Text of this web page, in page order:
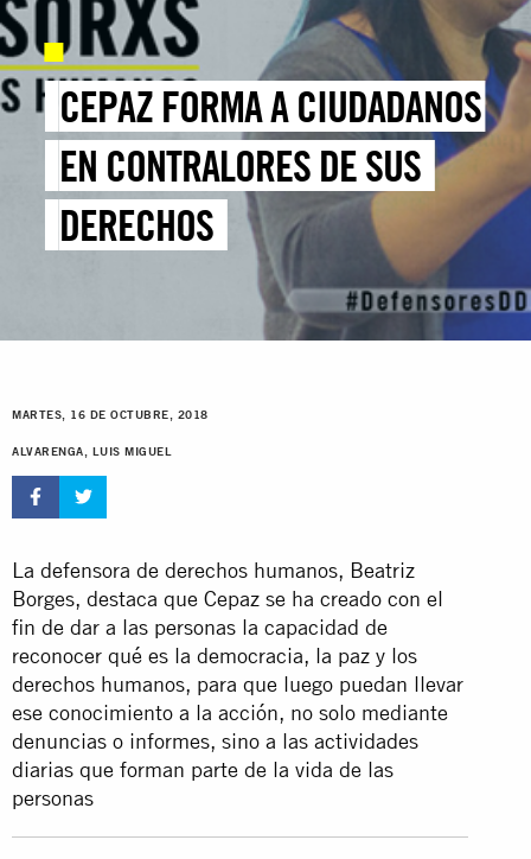
CEPAZ FORMA A CIUDADANOS
EN CONTRALORES DE SUS
DERECHOS
MARTES, 16 DE OCTUBRE, 2018
ALVARENGA, LUIS MIGUEL
La defensora de derechos humanos, Beatriz
Borges, destaca que Cepaz se ha creado con el
fin de dar a las personas la capacidad de
reconocer qué es la democracia, la paz y los
derechos humanos, para que luego puedan llevar
ese conocimiento a la acción, no solo mediante
denuncias o informes, sino a las actividades
diarias que forman parte de la vida de las
personas